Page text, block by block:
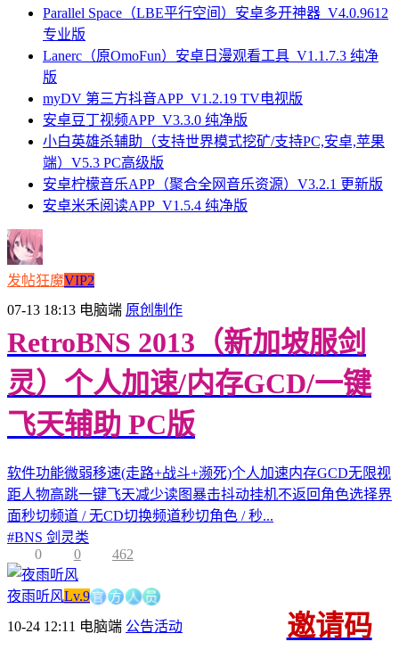
Parallel Space（LBE平行空间）安卓多开神器_V4.0.9612
专业版
Lanerc（原OmoFun）安卓日漫观看工具_V1.1.7.3 纯净
版
myDV 第三方抖音APP_V1.2.19 TV电视版
安卓豆丁视频APP_V3.3.0 纯净版
小白英雄杀辅助（支持世界模式挖矿/支持PC,安卓,苹果
端）V5.3 PC高级版
安卓柠檬音乐APP（聚合全网音乐资源）V3.2.1 更新版
安卓米禾阅读APP_V1.5.4 纯净版
发帖狂魔VIP2
07-13 18:13 电脑端 原创制作
RetroBNS 2013（新加坡服剑
灵）个人加速/内存GCD/一键
飞天辅助 PC版
软件功能微弱移速(走路+战斗+濒死)个人加速内存GCD无限视
距人物高跳一键飞天减少读图暴击抖动挂机不返回角色选择界
面秒切频道 / 无CD切换频道秒切角色 / 秒...
#BNS 剑灵类
0
0 462
夜雨听风Lv.9官方人员
10-24 12:11 电脑端 公告活动
邀请码